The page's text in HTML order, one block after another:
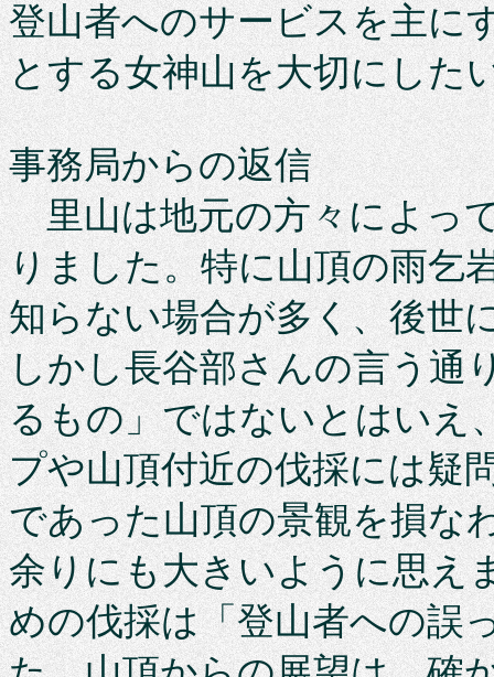
登山者へのサービスを主に
とする女神山を大切にした
事務局からの返信
里山は地元の方々によっ
りました。特に山頂の雨乞
知らない場合が多く、後世
しかし長谷部さんの言う通
るもの」ではないとはいえ
プや山頂付近の伐採には疑
であった山頂の景観を損な
余りにも大きいように思え
めの伐採は「登山者への誤